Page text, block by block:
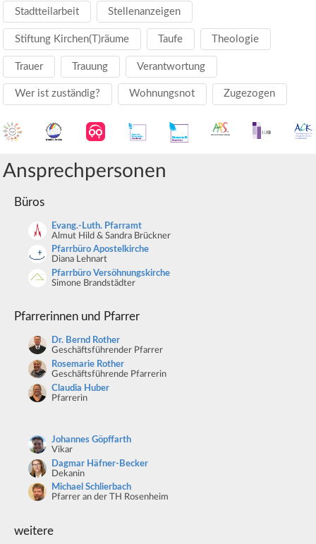
Stadtteilarbeit Stellenanzeigen
Stiftung Kirchen(T)räume Taufe Theologie
Trauer Trauung Verantwortung
Wer ist zuständig? Wohnungsnot Zugezogen
Ansprechpersonen
Büros
Evang.-Luth. Pfarramt
Almut Hild & Sandra Brückner
Pfarrbüro Apostelkirche
Diana Lehnart
Pfarrbüro Versöhnungskirche
Simone Brandstädter
Pfarrerinnen und Pfarrer
Dr. Bernd Rother
Geschäftsführender Pfarrer
Rosemarie Rother
Geschäftsführende Pfarrerin
Claudia Huber
Pfarrerin
Johannes Göpffarth
Vikar
Dagmar Häfner-Becker
Dekanin
Michael Schlierbach
Pfarrer an der TH Rosenheim
weitere